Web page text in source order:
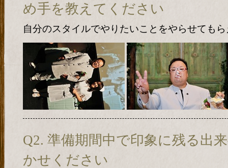
め手を教えてください
自分のスタイルでやりたいことをやらせても
Q2. 準備期間中で印象に残る出
かせください